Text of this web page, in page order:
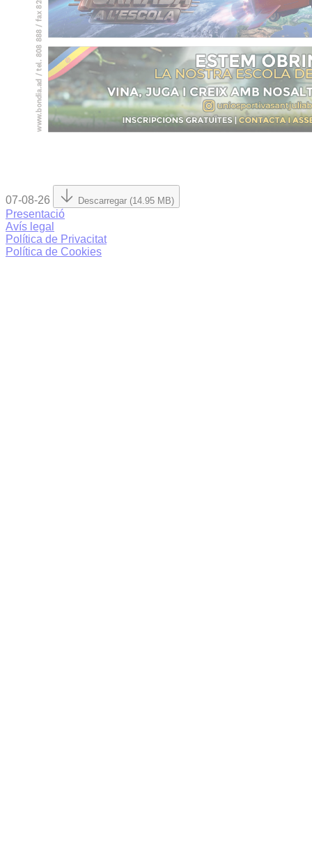
07-08-26 Descarregar (14.95 MB)
Presentació
Avís legal
Política de Privacitat
Política de Cookies